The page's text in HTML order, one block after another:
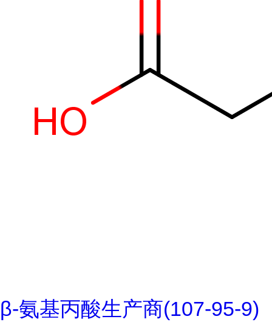
β-氨基丙酸生产商(107-95-9)